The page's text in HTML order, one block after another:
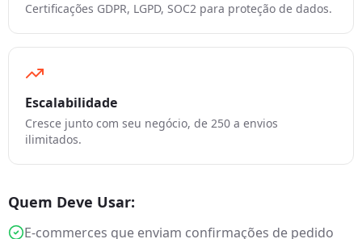
Certificações GDPR, LGPD, SOC2 para proteção de dados.
Escalabilidade
Cresce junto com seu negócio, de 250 a envios
ilimitados.
Quem Deve Usar:
E-commerces que enviam confirmações de pedido